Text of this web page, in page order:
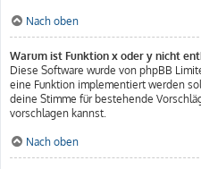
Nach oben
Warum ist Funktion x oder y nicht
Diese Software wurde von phpBB
eine Funktion implementiert werden
deine Stimme für bestehende
vorschlagen kannst.
Nach oben